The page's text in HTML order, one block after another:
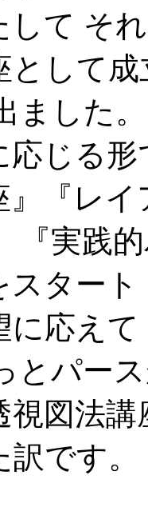
して そ
として
ました。
じる形
』『レ
『実践
スター
に応え
とパー
視図法
です。